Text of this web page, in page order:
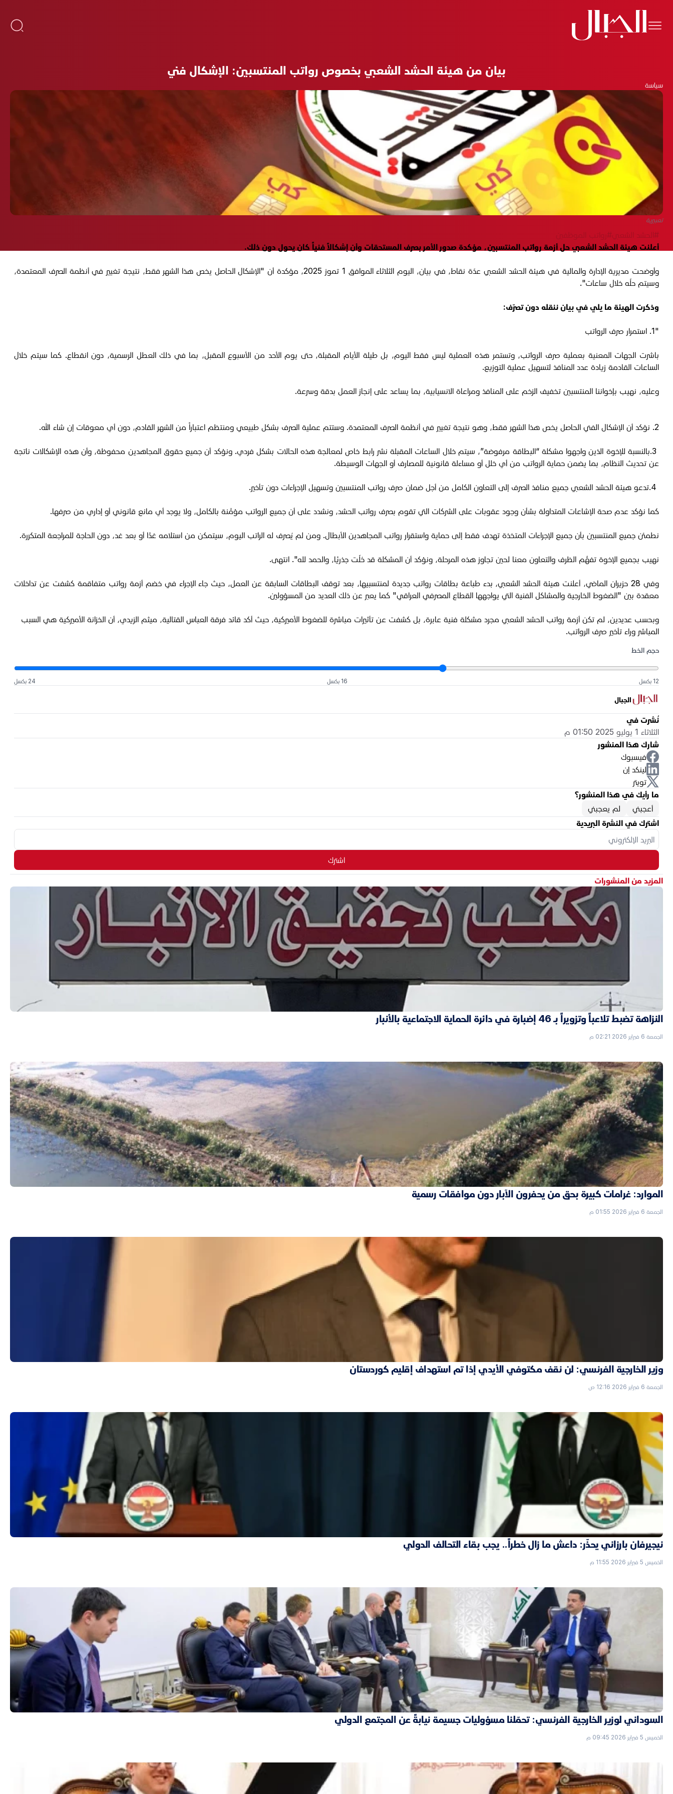
بيان من هيئة الحشد الشعبي بخصوص رواتب المنتسبين: الإشكال فني
سياسة
تعبيرية
#الحشد الشعبي#رواتب الموظفين
أعلنت هيئة الحشد الشعبي حل أزمة رواتب المنتسبين، مؤكدة صدور الأمر بصرف المستحقات وأن إشكالاً فنياً كان يحول دون ذلك.
وأوضحت مديرية الإدارة والمالية في هيئة الحشد الشعبي عدّة نقاط، في بيان، اليوم الثلاثاء الموافق 1 تموز 2025، مؤكدة أن "الإشكال الحاصل يخص هذا الشهر فقط، نتيجة تغيير في أنظمة الصرف المعتمدة،
وسيتم حلّه خلال ساعات".
وذكرت الهيئة ما يلي في بيان ننقله دون تصرّف:
"1. استمرار صرف الرواتب
باشرت الجهات المعنية بعملية صرف الرواتب، وتستمر هذه العملية ليس فقط اليوم، بل طيلة الأيام المقبلة، حتى يوم الأحد من الأسبوع المقبل، بما في ذلك العطل الرسمية، دون انقطاع. كما سيتم خلال
الساعات القادمة زيادة عدد المنافذ لتسهيل عملية التوزيع.
وعليه، نهيب بإخواننا المنتسبين تخفيف الزخم على المنافذ ومراعاة الانسيابية، بما يساعد على إنجاز العمل بدقة وسرعة.
2. نؤكد أن الإشكال الفني الحاصل يخص هذا الشهر فقط، وهو نتيجة تغيير في أنظمة الصرف المعتمدة. وستتم عملية الصرف بشكل طبيعي ومنتظم اعتباراً من الشهر القادم، دون أي معوقات إن شاء الله.
3.بالنسبة للإخوة الذين واجهوا مشكلة “البطاقة مرفوضة”، سيتم خلال الساعات المقبلة نشر رابط خاص لمعالجة هذه الحالات بشكل فردي. ونؤكد أن جميع حقوق المجاهدين محفوظة، وأن هذه الإشكالات ناتجة
عن تحديث النظام، بما يضمن حماية الرواتب من أي خلل أو مساءلة قانونية للمصارف أو الجهات الوسيطة.
كما نؤكد عدم صحة الإشاعات المتداولة بشأن وجود عقوبات على الشركات التي تقوم بصرف رواتب الحشد، ونشدد على أن جميع الرواتب مؤمَّنة بالكامل، ولا يوجد أي مانع قانوني أو إداري من صرفها.
نطمئن جميع المنتسبين بأن جميع الإجراءات المتخذة تهدف فقط إلى حماية واستقرار رواتب المجاهدين الأبطال. ومن لم يُصرف له الراتب اليوم، سيتمكن من استلامه غدًا أو بعد غد، دون الحاجة للمراجعة المتكررة.
نهيب بجميع الإخوة تفهُّم الظرف والتعاون معنا لحين تجاوز هذه المرحلة، ونؤكد أن المشكلة قد حُلّت جذريًا، والحمد لله". انتهى.
وفي 28 حزيران الماضي، أعلنت هيئة الحشد الشعبي، بدء طباعة بطاقات رواتب جديدة لمنتسبيها، بعد توقف البطاقات السابقة عن العمل، حيث جاء الإجراء في خضم أزمة رواتب متفاقمة كشفت عن تداخلات
معقدة بين "الضغوط الخارجية والمشاكل الفنية التي يواجهها القطاع المصرفي العراقي" كما يعبر عن ذلك العديد من المسؤولين.
وبحسب عديدين، لم تكن أزمة رواتب الحشد الشعبي مجرد مشكلة فنية عابرة، بل كشفت عن تأثيرات مباشرة للضغوط الأميركية، حيث أكد قائد فرقة العباس القتالية، ميثم الزيدي، أن الخزانة الأميركية هي السبب
المباشر وراء تأخير صرف الرواتب.
حجم الخط
12 بكسل 16 بكسل 24 بكسل
الجبال
نُشرت في
الثلاثاء 1 يوليو 2025 01:50 م
شارك هذا المنشور
فيسبوك
لينكد إن
تويتر
ما رأيك في هذا المنشور؟
أعجبني
لم يعجبني
اشترك في النشرة البريدية
اشترك
المزيد من المنشورات
النزاهة تضبط تلاعباً وتزويراً بـ 46 إضبارة في دائرة الحماية الاجتماعية بالأنبار
الجمعة 6 فبراير 2026 02:21 م
الموارد: غرامات كبيرة بحق من يحفرون الآبار دون موافقات رسمية
الجمعة 6 فبراير 2026 01:55 م
وزير الخارجية الفرنسي: لن نقف مكتوفي الأيدي إذا تم استهداف إقليم كوردستان
الجمعة 6 فبراير 2026 12:16 ص
نيجيرفان بارزاني يحذّر: داعش ما زال خطراً.. يجب بقاء التحالف الدولي
الخميس 5 فبراير 2026 11:55 م
السوداني لوزير الخارجية الفرنسي: تحمّلنا مسؤوليات جسيمة نيابةً عن المجتمع الدولي
الخميس 5 فبراير 2026 09:45 م